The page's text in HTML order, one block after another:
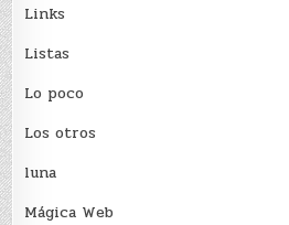
Links
Listas
Lo poco
Los otros
luna
Mágica Web